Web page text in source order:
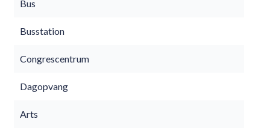
Bus
Busstation
Congrescentrum
Dagopvang
Arts